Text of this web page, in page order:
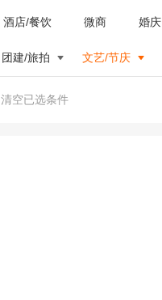
酒店/餐饮 微商 婚庆
团建/旅拍 文艺/节庆
清空已选条件